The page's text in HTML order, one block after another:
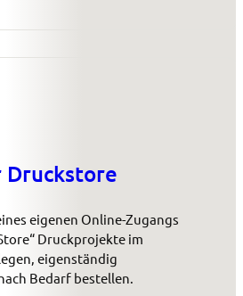
Druckstore
eigenen Online-Zugangs
Druckprojekte im
eigenständig
Bedarf bestellen.